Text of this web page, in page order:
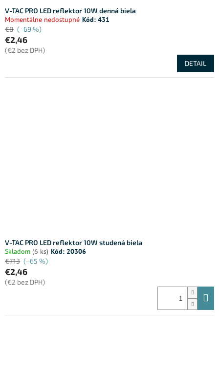
V-TAC PRO LED reflektor 10W denná biela
Momentálne nedostupné Kód: 431
€8 (–69 %)
€2,46
(€2 bez DPH)
DETAIL
V-TAC PRO LED reflektor 10W studená biela
Skladom (6 ks) Kód: 20306
€7,13 (–65 %)
€2,46
(€2 bez DPH)